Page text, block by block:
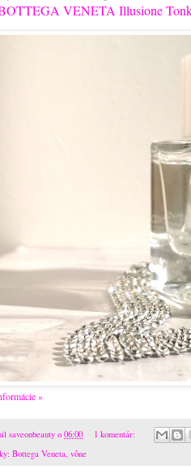
VENETA Illusione
»
saveonbeauty o 06:00
1 komentár:
Bottega Veneta, vône